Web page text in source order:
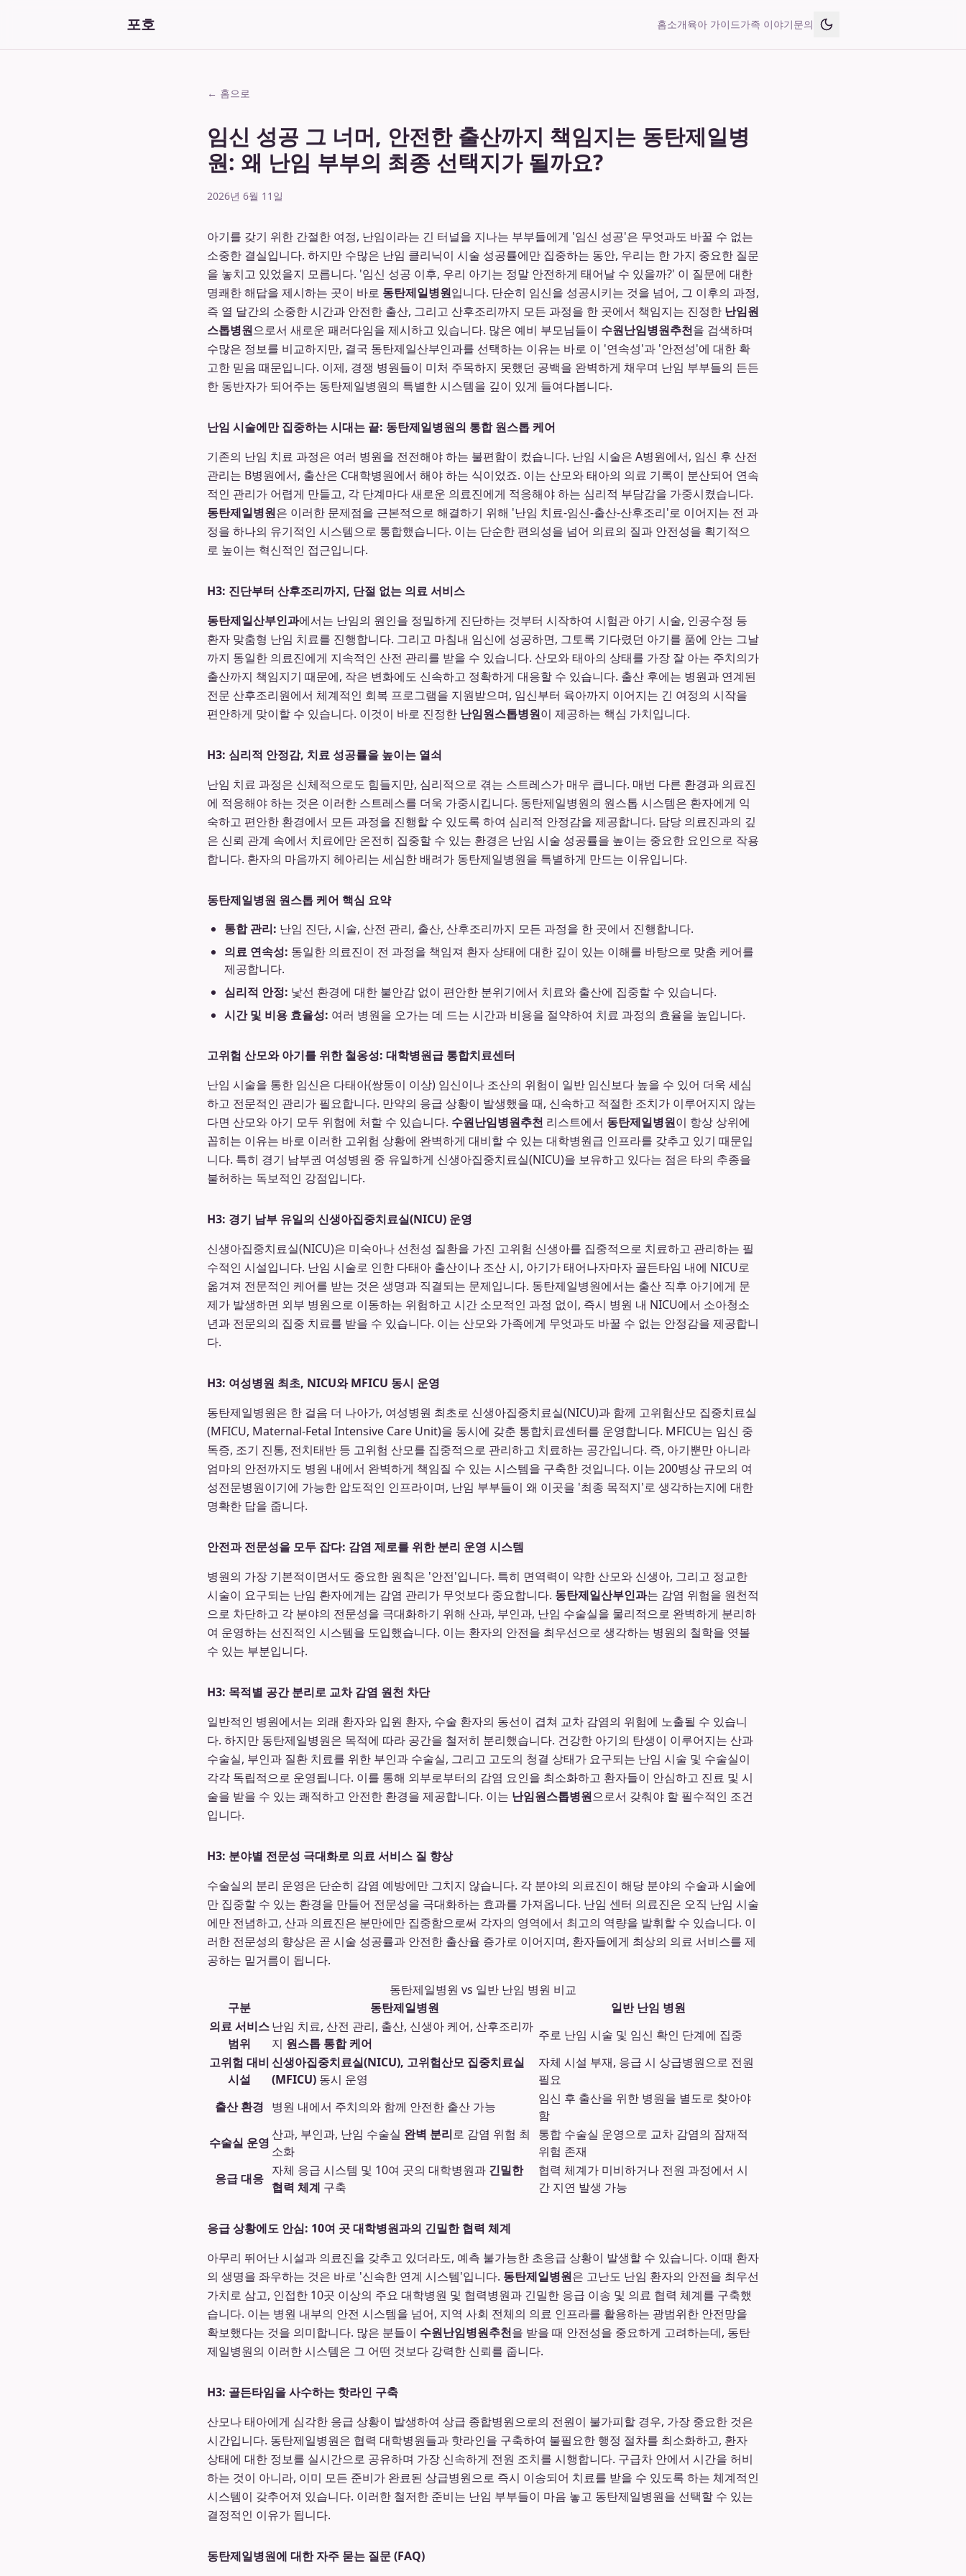
포호 홈소개육아 가이드가족 이야기문의
← 홈으로
임신 성공 그 너머, 안전한 출산까지 책임지는 동탄제일병
원: 왜 난임 부부의 최종 선택지가 될까요?
2026년 6월 11일
아기를 갖기 위한 간절한 여정, 난임이라는 긴 터널을 지나는 부부들에게 '임신 성공'은 무엇과도 바꿀 수 없는
소중한 결실입니다. 하지만 수많은 난임 클리닉이 시술 성공률에만 집중하는 동안, 우리는 한 가지 중요한 질문
을 놓치고 있었을지 모릅니다. '임신 성공 이후, 우리 아기는 정말 안전하게 태어날 수 있을까?' 이 질문에 대한
명쾌한 해답을 제시하는 곳이 바로 동탄제일병원입니다. 단순히 임신을 성공시키는 것을 넘어, 그 이후의 과정,
즉 열 달간의 소중한 시간과 안전한 출산, 그리고 산후조리까지 모든 과정을 한 곳에서 책임지는 진정한 난임원
스톱병원으로서 새로운 패러다임을 제시하고 있습니다. 많은 예비 부모님들이 수원난임병원추천을 검색하며
수많은 정보를 비교하지만, 결국 동탄제일산부인과를 선택하는 이유는 바로 이 '연속성'과 '안전성'에 대한 확
고한 믿음 때문입니다. 이제, 경쟁 병원들이 미처 주목하지 못했던 공백을 완벽하게 채우며 난임 부부들의 든든
한 동반자가 되어주는 동탄제일병원의 특별한 시스템을 깊이 있게 들여다봅니다.
난임 시술에만 집중하는 시대는 끝: 동탄제일병원의 통합 원스톱 케어
기존의 난임 치료 과정은 여러 병원을 전전해야 하는 불편함이 컸습니다. 난임 시술은 A병원에서, 임신 후 산전
관리는 B병원에서, 출산은 C대학병원에서 해야 하는 식이었죠. 이는 산모와 태아의 의료 기록이 분산되어 연속
적인 관리가 어렵게 만들고, 각 단계마다 새로운 의료진에게 적응해야 하는 심리적 부담감을 가중시켰습니다.
동탄제일병원은 이러한 문제점을 근본적으로 해결하기 위해 '난임 치료-임신-출산-산후조리'로 이어지는 전 과
정을 하나의 유기적인 시스템으로 통합했습니다. 이는 단순한 편의성을 넘어 의료의 질과 안전성을 획기적으
로 높이는 혁신적인 접근입니다.
H3: 진단부터 산후조리까지, 단절 없는 의료 서비스
동탄제일산부인과에서는 난임의 원인을 정밀하게 진단하는 것부터 시작하여 시험관 아기 시술, 인공수정 등
환자 맞춤형 난임 치료를 진행합니다. 그리고 마침내 임신에 성공하면, 그토록 기다렸던 아기를 품에 안는 그날
까지 동일한 의료진에게 지속적인 산전 관리를 받을 수 있습니다. 산모와 태아의 상태를 가장 잘 아는 주치의가
출산까지 책임지기 때문에, 작은 변화에도 신속하고 정확하게 대응할 수 있습니다. 출산 후에는 병원과 연계된
전문 산후조리원에서 체계적인 회복 프로그램을 지원받으며, 임신부터 육아까지 이어지는 긴 여정의 시작을
편안하게 맞이할 수 있습니다. 이것이 바로 진정한 난임원스톱병원이 제공하는 핵심 가치입니다.
H3: 심리적 안정감, 치료 성공률을 높이는 열쇠
난임 치료 과정은 신체적으로도 힘들지만, 심리적으로 겪는 스트레스가 매우 큽니다. 매번 다른 환경과 의료진
에 적응해야 하는 것은 이러한 스트레스를 더욱 가중시킵니다. 동탄제일병원의 원스톱 시스템은 환자에게 익
숙하고 편안한 환경에서 모든 과정을 진행할 수 있도록 하여 심리적 안정감을 제공합니다. 담당 의료진과의 깊
은 신뢰 관계 속에서 치료에만 온전히 집중할 수 있는 환경은 난임 시술 성공률을 높이는 중요한 요인으로 작용
합니다. 환자의 마음까지 헤아리는 세심한 배려가 동탄제일병원을 특별하게 만드는 이유입니다.
동탄제일병원 원스톱 케어 핵심 요약
통합 관리: 난임 진단, 시술, 산전 관리, 출산, 산후조리까지 모든 과정을 한 곳에서 진행합니다.
의료 연속성: 동일한 의료진이 전 과정을 책임져 환자 상태에 대한 깊이 있는 이해를 바탕으로 맞춤 케어를
제공합니다.
심리적 안정: 낯선 환경에 대한 불안감 없이 편안한 분위기에서 치료와 출산에 집중할 수 있습니다.
시간 및 비용 효율성: 여러 병원을 오가는 데 드는 시간과 비용을 절약하여 치료 과정의 효율을 높입니다.
고위험 산모와 아기를 위한 철옹성: 대학병원급 통합치료센터
난임 시술을 통한 임신은 다태아(쌍둥이 이상) 임신이나 조산의 위험이 일반 임신보다 높을 수 있어 더욱 세심
하고 전문적인 관리가 필요합니다. 만약의 응급 상황이 발생했을 때, 신속하고 적절한 조치가 이루어지지 않는
다면 산모와 아기 모두 위험에 처할 수 있습니다. 수원난임병원추천 리스트에서 동탄제일병원이 항상 상위에
꼽히는 이유는 바로 이러한 고위험 상황에 완벽하게 대비할 수 있는 대학병원급 인프라를 갖추고 있기 때문입
니다. 특히 경기 남부권 여성병원 중 유일하게 신생아집중치료실(NICU)을 보유하고 있다는 점은 타의 추종을
불허하는 독보적인 강점입니다.
H3: 경기 남부 유일의 신생아집중치료실(NICU) 운영
신생아집중치료실(NICU)은 미숙아나 선천성 질환을 가진 고위험 신생아를 집중적으로 치료하고 관리하는 필
수적인 시설입니다. 난임 시술로 인한 다태아 출산이나 조산 시, 아기가 태어나자마자 골든타임 내에 NICU로
옮겨져 전문적인 케어를 받는 것은 생명과 직결되는 문제입니다. 동탄제일병원에서는 출산 직후 아기에게 문
제가 발생하면 외부 병원으로 이동하는 위험하고 시간 소모적인 과정 없이, 즉시 병원 내 NICU에서 소아청소
년과 전문의의 집중 치료를 받을 수 있습니다. 이는 산모와 가족에게 무엇과도 바꿀 수 없는 안정감을 제공합니
다.
H3: 여성병원 최초, NICU와 MFICU 동시 운영
동탄제일병원은 한 걸음 더 나아가, 여성병원 최초로 신생아집중치료실(NICU)과 함께 고위험산모 집중치료실
(MFICU, Maternal-Fetal Intensive Care Unit)을 동시에 갖춘 통합치료센터를 운영합니다. MFICU는 임신 중
독증, 조기 진통, 전치태반 등 고위험 산모를 집중적으로 관리하고 치료하는 공간입니다. 즉, 아기뿐만 아니라
엄마의 안전까지도 병원 내에서 완벽하게 책임질 수 있는 시스템을 구축한 것입니다. 이는 200병상 규모의 여
성전문병원이기에 가능한 압도적인 인프라이며, 난임 부부들이 왜 이곳을 '최종 목적지'로 생각하는지에 대한
명확한 답을 줍니다.
안전과 전문성을 모두 잡다: 감염 제로를 위한 분리 운영 시스템
병원의 가장 기본적이면서도 중요한 원칙은 '안전'입니다. 특히 면역력이 약한 산모와 신생아, 그리고 정교한
시술이 요구되는 난임 환자에게는 감염 관리가 무엇보다 중요합니다. 동탄제일산부인과는 감염 위험을 원천적
으로 차단하고 각 분야의 전문성을 극대화하기 위해 산과, 부인과, 난임 수술실을 물리적으로 완벽하게 분리하
여 운영하는 선진적인 시스템을 도입했습니다. 이는 환자의 안전을 최우선으로 생각하는 병원의 철학을 엿볼
수 있는 부분입니다.
H3: 목적별 공간 분리로 교차 감염 원천 차단
일반적인 병원에서는 외래 환자와 입원 환자, 수술 환자의 동선이 겹쳐 교차 감염의 위험에 노출될 수 있습니
다. 하지만 동탄제일병원은 목적에 따라 공간을 철저히 분리했습니다. 건강한 아기의 탄생이 이루어지는 산과
수술실, 부인과 질환 치료를 위한 부인과 수술실, 그리고 고도의 청결 상태가 요구되는 난임 시술 및 수술실이
각각 독립적으로 운영됩니다. 이를 통해 외부로부터의 감염 요인을 최소화하고 환자들이 안심하고 진료 및 시
술을 받을 수 있는 쾌적하고 안전한 환경을 제공합니다. 이는 난임원스톱병원으로서 갖춰야 할 필수적인 조건
입니다.
H3: 분야별 전문성 극대화로 의료 서비스 질 향상
수술실의 분리 운영은 단순히 감염 예방에만 그치지 않습니다. 각 분야의 의료진이 해당 분야의 수술과 시술에
만 집중할 수 있는 환경을 만들어 전문성을 극대화하는 효과를 가져옵니다. 난임 센터 의료진은 오직 난임 시술
에만 전념하고, 산과 의료진은 분만에만 집중함으로써 각자의 영역에서 최고의 역량을 발휘할 수 있습니다. 이
러한 전문성의 향상은 곧 시술 성공률과 안전한 출산율 증가로 이어지며, 환자들에게 최상의 의료 서비스를 제
공하는 밑거름이 됩니다.
동탄제일병원 vs 일반 난임 병원 비교
구분
동탄제일병원
일반 난임 병원
의료 서비스
범위
난임 치료, 산전 관리, 출산, 신생아 케어, 산후조리까
지 원스톱 통합 케어
주로 난임 시술 및 임신 확인 단계에 집중
고위험 대비
시설
신생아집중치료실(NICU), 고위험산모 집중치료실
(MFICU) 동시 운영
자체 시설 부재, 응급 시 상급병원으로 전원
필요
출산 환경 병원 내에서 주치의와 함께 안전한 출산 가능
임신 후 출산을 위한 병원을 별도로 찾아야
함
수술실 운영
산과, 부인과, 난임 수술실 완벽 분리로 감염 위험 최
소화
통합 수술실 운영으로 교차 감염의 잠재적
위험 존재
응급 대응
자체 응급 시스템 및 10여 곳의 대학병원과 긴밀한
협력 체계 구축
협력 체계가 미비하거나 전원 과정에서 시
간 지연 발생 가능
응급 상황에도 안심: 10여 곳 대학병원과의 긴밀한 협력 체계
아무리 뛰어난 시설과 의료진을 갖추고 있더라도, 예측 불가능한 초응급 상황이 발생할 수 있습니다. 이때 환자
의 생명을 좌우하는 것은 바로 '신속한 연계 시스템'입니다. 동탄제일병원은 고난도 난임 환자의 안전을 최우선
가치로 삼고, 인접한 10곳 이상의 주요 대학병원 및 협력병원과 긴밀한 응급 이송 및 의료 협력 체계를 구축했
습니다. 이는 병원 내부의 안전 시스템을 넘어, 지역 사회 전체의 의료 인프라를 활용하는 광범위한 안전망을
확보했다는 것을 의미합니다. 많은 분들이 수원난임병원추천을 받을 때 안전성을 중요하게 고려하는데, 동탄
제일병원의 이러한 시스템은 그 어떤 것보다 강력한 신뢰를 줍니다.
H3: 골든타임을 사수하는 핫라인 구축
산모나 태아에게 심각한 응급 상황이 발생하여 상급 종합병원으로의 전원이 불가피할 경우, 가장 중요한 것은
시간입니다. 동탄제일병원은 협력 대학병원들과 핫라인을 구축하여 불필요한 행정 절차를 최소화하고, 환자
상태에 대한 정보를 실시간으로 공유하며 가장 신속하게 전원 조치를 시행합니다. 구급차 안에서 시간을 허비
하는 것이 아니라, 이미 모든 준비가 완료된 상급병원으로 즉시 이송되어 치료를 받을 수 있도록 하는 체계적인
시스템이 갖추어져 있습니다. 이러한 철저한 준비는 난임 부부들이 마음 놓고 동탄제일병원을 선택할 수 있는
결정적인 이유가 됩니다.
동탄제일병원에 대한 자주 묻는 질문 (FAQ)